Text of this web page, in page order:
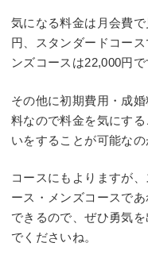
気になる料金は月会費
円、スタンダードコー
ンズコースは22,000円で
その他に初期費用・成
料なので料金を気にす
いをすることが可能なの
コースにもよりますが
ース・メンズコースで
できるので、ぜひ勇気
でくださいね。